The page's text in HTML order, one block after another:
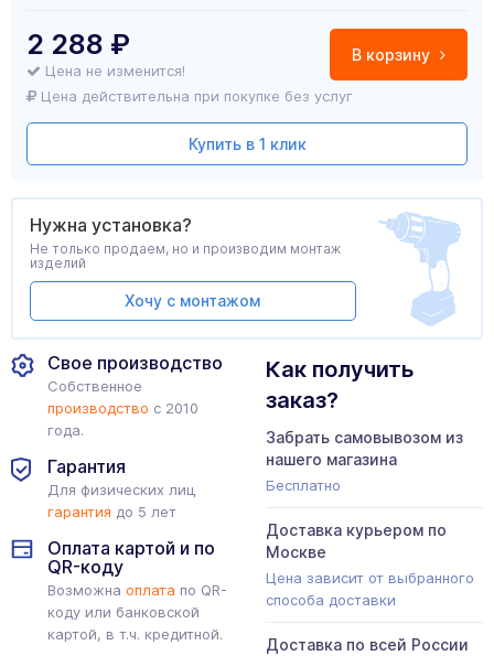
В корзину
2 288 ₽
Цена не изменится!
Цена действительна при покупке без услуг
Купить в 1 клик
Свое производство
Собственное
производство с 2010
года.
Гарантия
Для физических лиц
гарантия до 5 лет
Оплата картой и по
QR-коду
Возможна оплата по QR-
коду или банковской
картой, в т.ч. кредитной.
Как получить
заказ?
Забрать самовывозом из
нашего магазина
Бесплатно
Доставка курьером по
Москве
Цена зависит от выбранного
способа доставки
Доставка по всей России
Нужна установка?
Не только продаем, но и производим монтаж
изделий
Хочу с монтажом